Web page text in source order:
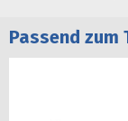
Passend zum